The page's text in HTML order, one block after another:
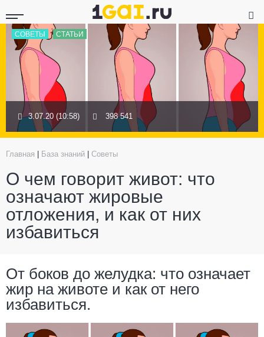
СОВЕТЫ СТАТЬИ
3.07.20 (10:58) 398 541
Главная База знаний Советы
О чем говорит живот: что
означают жировые
отложения, и как от них
избавиться
От боков до желудка: что означает
жир на животе и как от него
избавиться.